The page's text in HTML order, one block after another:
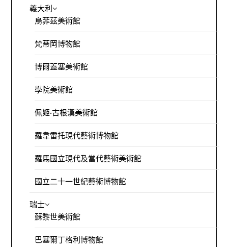
義大利
烏菲茲美術館
梵蒂岡博物館
博爾蓋塞美術館
學院美術館
佩姬·古根漢美術館
羅韋雷托現代藝術博物館
羅馬國立現代及當代藝術美術館
國立二十一世紀藝術博物館
瑞士
蘇黎世美術館
巴塞爾丁格利博物館